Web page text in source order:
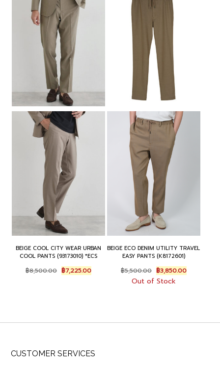
BEIGE COOL CITY WEAR URBAN
COOL PANTS (93173010) *ECS
฿8,500.00 Original
price
฿7,225.00Current
price
BEIGE ECO DENIM UTILITY TRAVEL
EASY PANTS (K8172601)
฿5,500.00 Original
price
was:
฿3,850.00Current
price
Out of Stock
CUSTOMER SERVICES